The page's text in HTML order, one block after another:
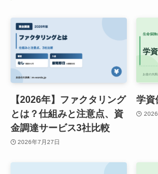
【2026年】ファクタリング
とは？仕組みと注意点、資
金調達サービス3社比較
2026年7月27日
学資